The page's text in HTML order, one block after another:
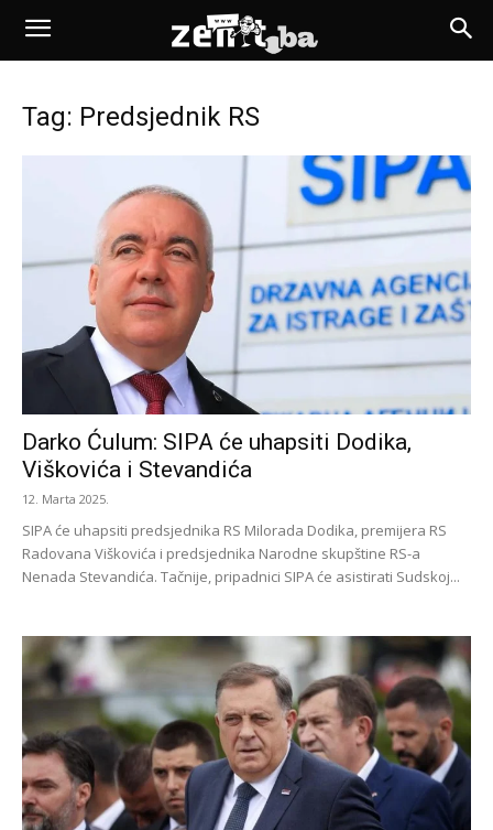
Tag: Predsjednik RS
Darko Ćulum: SIPA će uhapsiti Dodika,
Viškovića i Stevandića
12. Marta 2025.
SIPA će uhapsiti predsjednika RS Milorada Dodika, premijera RS
Radovana Viškovića i predsjednika Narodne skupštine RS-a
Nenada Stevandića. Tačnije, pripadnici SIPA će asistirati Sudskoj...